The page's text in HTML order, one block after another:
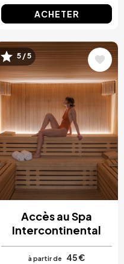
ACHETER
Image
5 / 5
Accès au Spa
Intercontinental
à partir de 45 €